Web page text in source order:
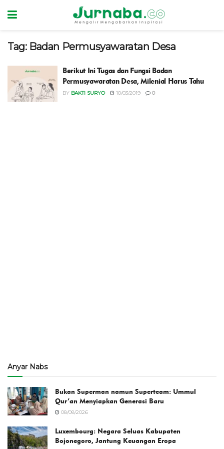
Tag: Badan Permusyawaratan Desa
Berikut Ini Tugas dan Fungsi Badan
Permusyawaratan Desa, Milenial Harus Tahu
BY BAKTI SURYO 10/03/2019 0
Anyar Nabs
Bukan Superman namun Superteam: Ummul
Qur’an Menyiapkan Generasi Baru
08/08/2026
Luxembourg: Negara Seluas Kabupaten
Bojonegoro, Jantung Keuangan Eropa